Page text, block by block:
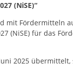
(NiSE)“
mit Fördermitteln
(NiSE) für das
2025